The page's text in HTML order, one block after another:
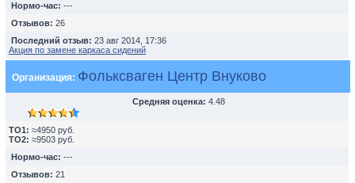
Нормо-час: ---
Отзывов: 26
Последний отзыв: 23 авг 2014, 17:36
Акция по замене каркаса сидений
Организация: Фольксваген Центр Внуково
Средняя оценка: 4.48
TO1: ≈4950 руб.
TO2: ≈9503 руб.
Нормо-час: ---
Отзывов: 21